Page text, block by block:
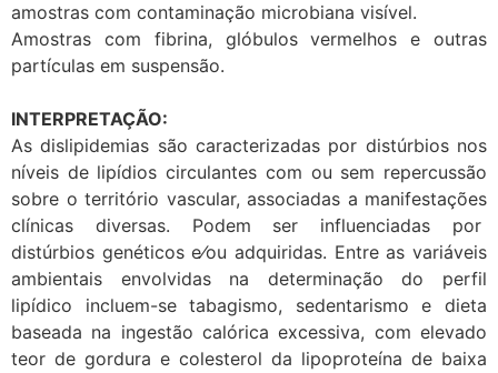
amostras com contaminação microbiana visível.
Amostras com fibrina, glóbulos vermelhos e outras
partículas em suspensão.
INTERPRETAÇÃO:
As dislipidemias são caracterizadas por distúrbios nos
níveis de lipídios circulantes com ou sem repercussão
sobre o território vascular, associadas a manifestações
clínicas diversas. Podem ser influenciadas por
distúrbios genéticos e⁄ou adquiridas. Entre as variáveis
ambientais envolvidas na determinação do perfil
lipídico incluem-se tabagismo, sedentarismo e dieta
baseada na ingestão calórica excessiva, com elevado
teor de gordura e colesterol da lipoproteína de baixa